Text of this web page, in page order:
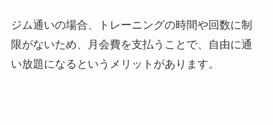
ジム通いの場合、トレーニングの時間や回数に制
限がないため、月会費を支払うことで、自由に通
い放題になるというメリットがあります。